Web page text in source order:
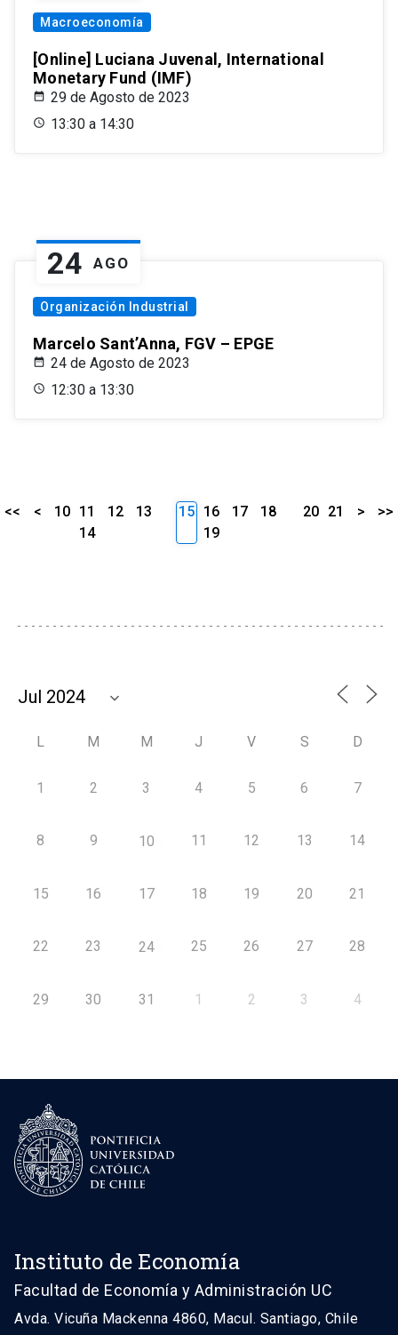
Macroeconomía
[Online] Luciana Juvenal, International
Monetary Fund (IMF)
29 de Agosto de 2023
13:30 a 14:30
24 AGO
Organización Industrial
Marcelo Sant’Anna, FGV – EPGE
24 de Agosto de 2023
12:30 a 13:30
<< < 10 11 12
13
14
15 16 17
18
19
20 21 > >>
L M M J V S D
1 2 3 4 5 6 7
8 9 10 11 12 13 14
15 16 17 18 19 20 21
22 23 24 25 26 27 28
29 30 31 1 2 3 4
Instituto de Economía
Facultad de Economía y Administración UC
Avda. Vicuña Mackenna 4860, Macul. Santiago, Chile